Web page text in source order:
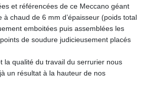
et référencées de ce Meccano géant
chaud de 6 mm d’épaisseur (poids total
emboitées puis assemblées les
de soudure judicieusement placés
la qualité du travail du serrurier nous
un résultat à la hauteur de nos